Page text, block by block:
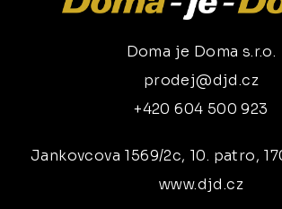
Doma je Doma s.r.o.
prodej@djd.cz
+420 604 500 923
Jankovcova 1569/2c, 10. patro,
www.djd.cz